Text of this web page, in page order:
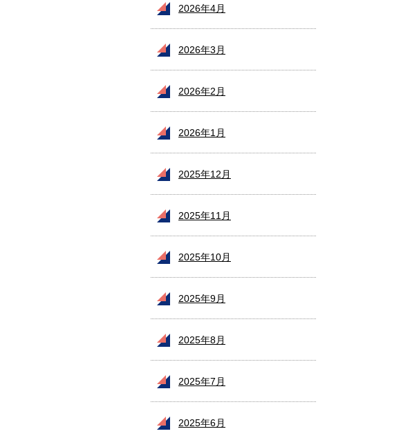
2026年4月
2026年3月
2026年2月
2026年1月
2025年12月
2025年11月
2025年10月
2025年9月
2025年8月
2025年7月
2025年6月